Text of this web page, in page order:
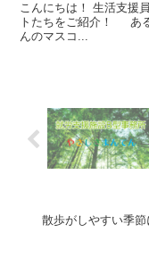
こんにちは！ 生活支援
トたちをご紹介！ あ
んのマスコ...
散歩がしやすい季